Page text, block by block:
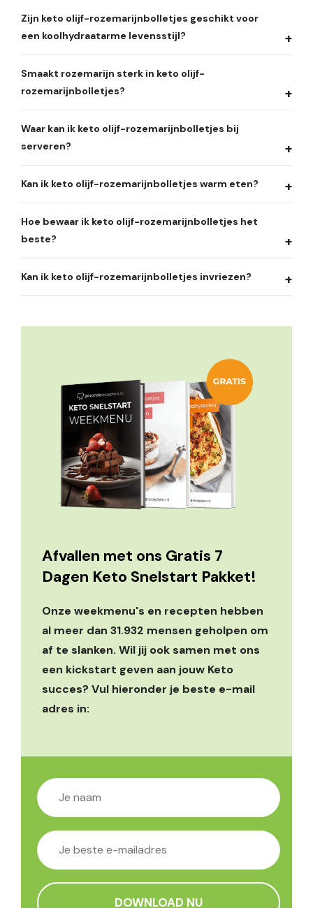
Zijn keto olijf-rozemarijnbolletjes geschikt voor
een koolhydraatarme levensstijl?
Smaakt rozemarijn sterk in keto olijf-
rozemarijnbolletjes?
Waar kan ik keto olijf-rozemarijnbolletjes bij
serveren?
Kan ik keto olijf-rozemarijnbolletjes warm eten?
Hoe bewaar ik keto olijf-rozemarijnbolletjes het
beste?
Kan ik keto olijf-rozemarijnbolletjes invriezen?
Afvallen met ons Gratis 7
Dagen Keto Snelstart Pakket!
Onze weekmenu's en recepten hebben
al meer dan 31.932 mensen geholpen om
af te slanken. Wil jij ook samen met ons
een kickstart geven aan jouw Keto
succes? Vul hieronder je beste e-mail
adres in: